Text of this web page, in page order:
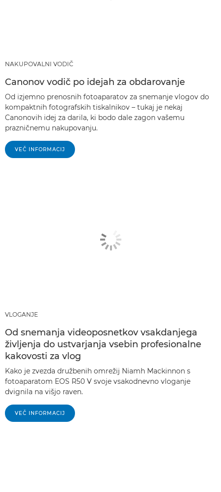
NAKUPOVALNI VODIČ
Canonov vodič po idejah za obdarovanje
Od izjemno prenosnih fotoaparatov za snemanje vlogov do
kompaktnih fotografskih tiskalnikov – tukaj je nekaj
Canonovih idej za darila, ki bodo dale zagon vašemu
prazničnemu nakupovanju.
VEČ INFORMACIJ
VLOGANJE
Od snemanja videoposnetkov vsakdanjega
življenja do ustvarjanja vsebin profesionalne
kakovosti za vlog
Kako je zvezda družbenih omrežij Niamh Mackinnon s
fotoaparatom EOS R50 V svoje vsakodnevno vloganje
dvignila na višjo raven.
VEČ INFORMACIJ